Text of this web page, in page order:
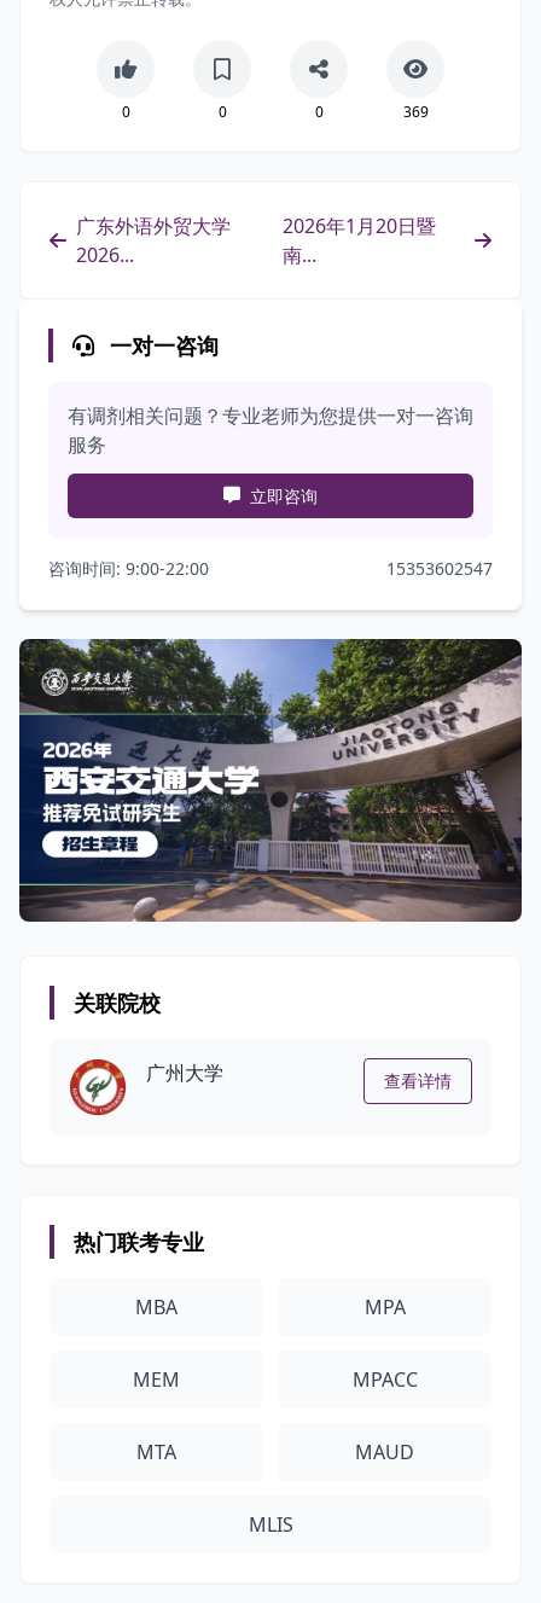
0 0 0 369
广东外语外贸大学
2026...
2026年1月20日暨
南...
一对一咨询
有调剂相关问题？专业老师为您提供一对一咨询
服务
立即咨询
咨询时间: 9:00-22:00 15353602547
关联院校
广州大学 查看详情
热门联考专业
MBA MPA
MEM MPACC
MTA MAUD
MLIS